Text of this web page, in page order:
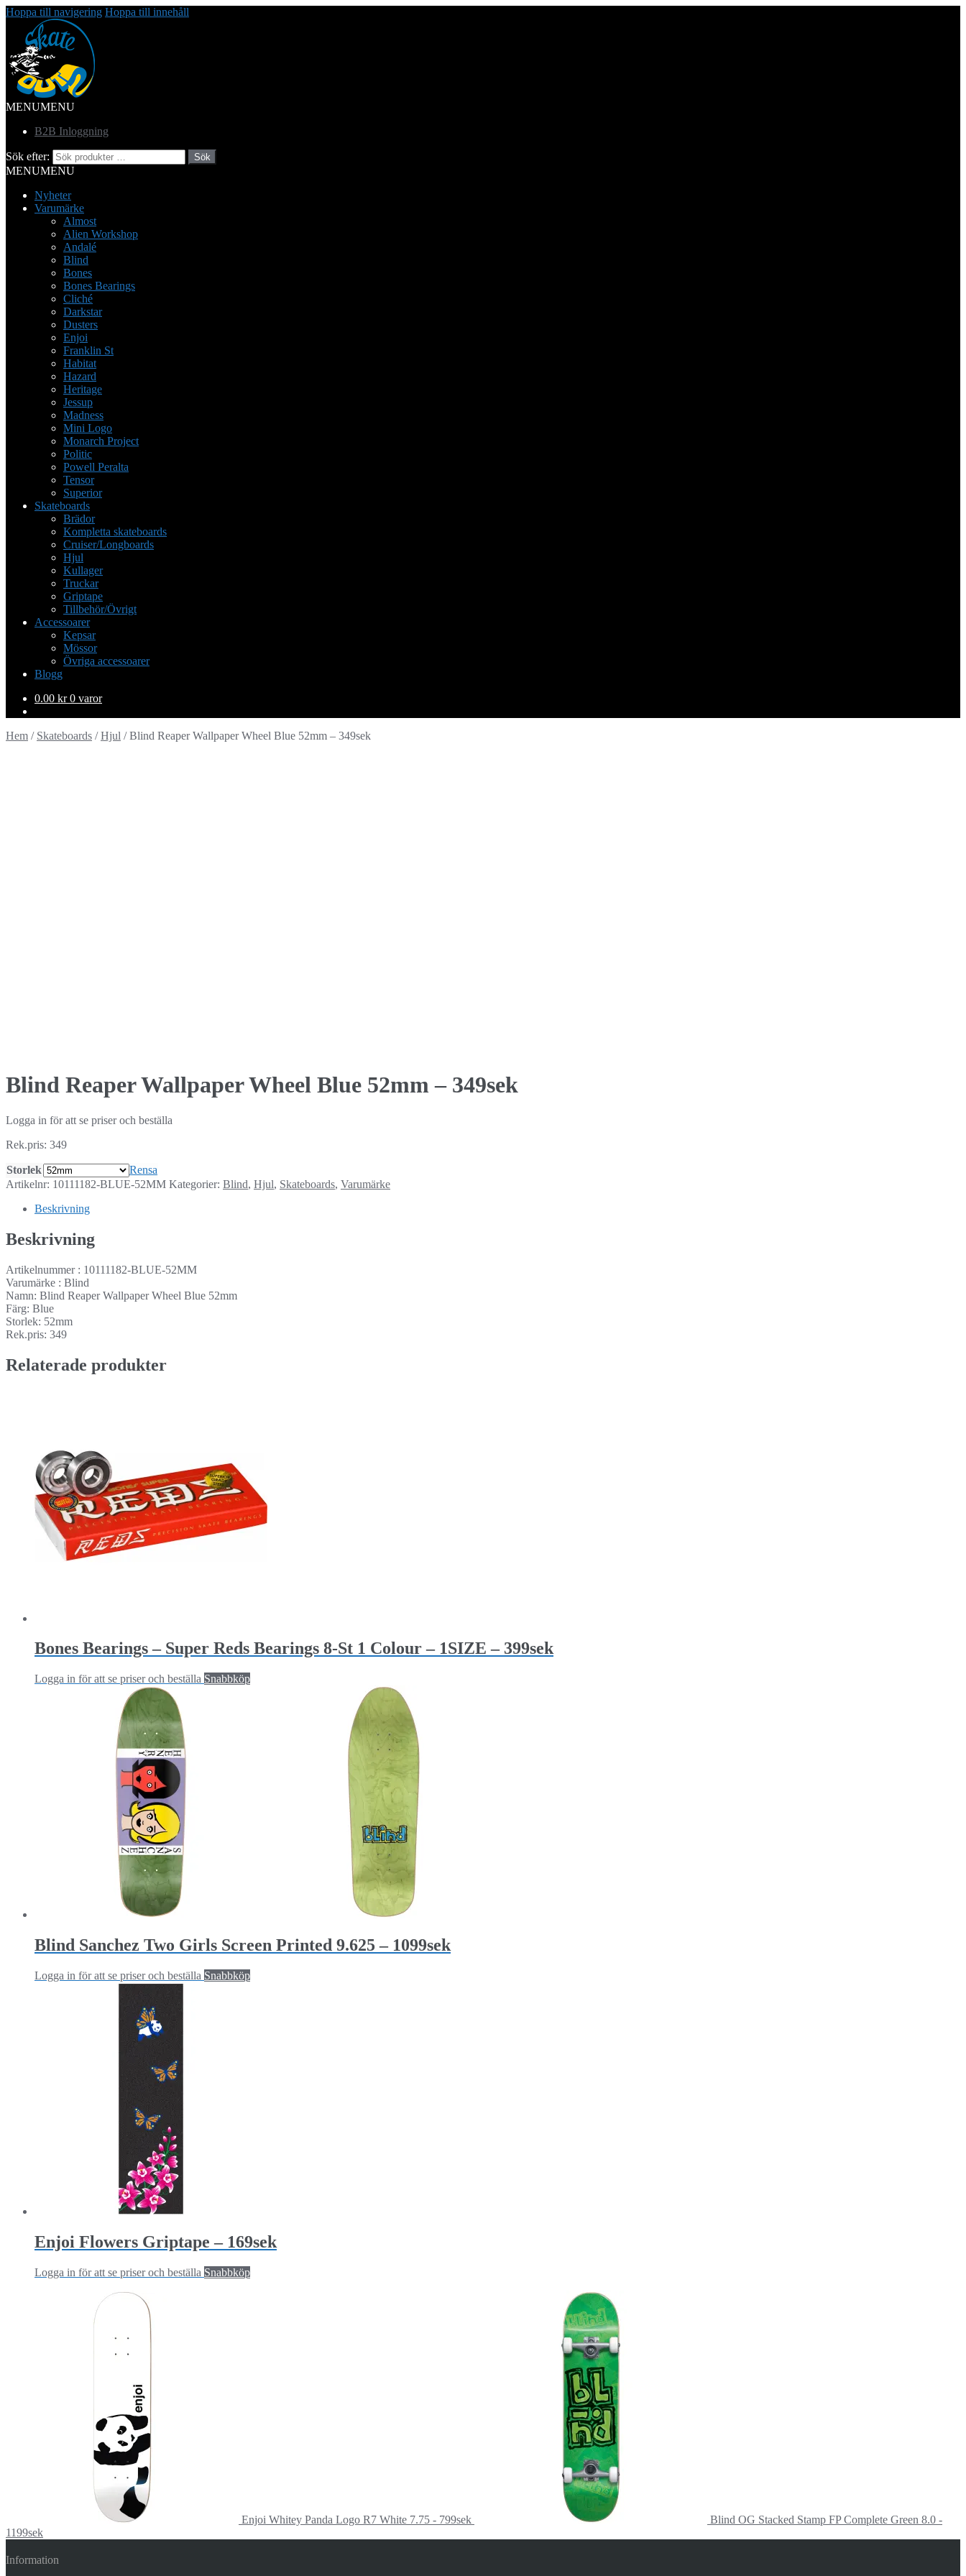
Hoppa till navigering Hoppa till innehåll
MENUMENU
B2B Inloggning
Sök efter: Sök
MENUMENU
Nyheter
Varumärke
Almost
Alien Workshop
Andalé
Blind
Bones
Bones Bearings
Cliché
Darkstar
Dusters
Enjoi
Franklin St
Habitat
Hazard
Heritage
Jessup
Madness
Mini Logo
Monarch Project
Politic
Powell Peralta
Tensor
Superior
Skateboards
Brädor
Kompletta skateboards
Cruiser/Longboards
Hjul
Kullager
Truckar
Griptape
Tillbehör/Övrigt
Accessoarer
Kepsar
Mössor
Övriga accessoarer
Blogg
0.00 kr 0 varor
Hem / Skateboards /Hjul /Blind Reaper Wallpaper Wheel Blue 52mm – 349sek
Blind Reaper Wallpaper Wheel Blue 52mm – 349sek
Logga in för att se priser och beställa
Rek.pris: 349
Storlek
Rensa
Artikelnr: 10111182-BLUE-52MM Kategorier: Blind, Hjul, Skateboards, Varumärke
Beskrivning
Beskrivning
Artikelnummer : 10111182-BLUE-52MM
Varumärke : Blind
Namn: Blind Reaper Wallpaper Wheel Blue 52mm
Färg: Blue
Storlek: 52mm
Rek.pris: 349
Relaterade produkter
Bones Bearings – Super Reds Bearings 8-St 1 Colour – 1SIZE – 399sek
Logga in för att se priser och beställa Snabbköp
Blind Sanchez Two Girls Screen Printed 9.625 – 1099sek
Logga in för att se priser och beställa Snabbköp
Enjoi Flowers Griptape – 169sek
Logga in för att se priser och beställa Snabbköp
Enjoi Whitey Panda Logo R7 White 7.75 - 799sek
Blind OG Stacked Stamp FP Complete Green 8.0 -
1199sek
Information